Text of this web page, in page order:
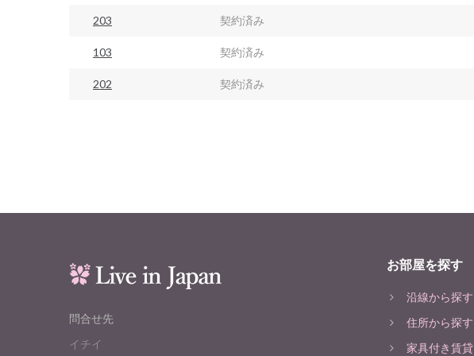
203 契約済み
103 契約済み
202 契約済み
問合せ先
イチイ
お部屋を探す
沿線から探す
住所から探す
家具付き賃貸